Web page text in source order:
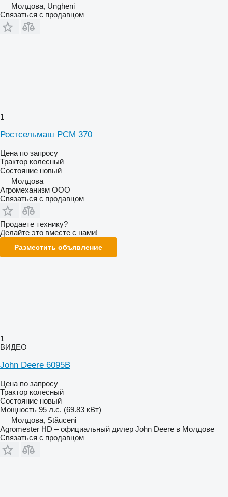
Молдова, Ungheni
Связаться с продавцом
1
Ростсельмаш РСМ 370
Цена по запросу
Трактор колесный
Состояние новый
Молдова
Агромеханизм ООО
Связаться с продавцом
Продаете технику?
Делайте это вместе с нами!
Разместить объявление
1
ВИДЕО
John Deere 6095B
Цена по запросу
Трактор колесный
Состояние новый
Мощность 95 л.с. (69.83 кВт)
Молдова, Stăuceni
Agromester HD – официальный дилер John Deere в Молдове
Связаться с продавцом